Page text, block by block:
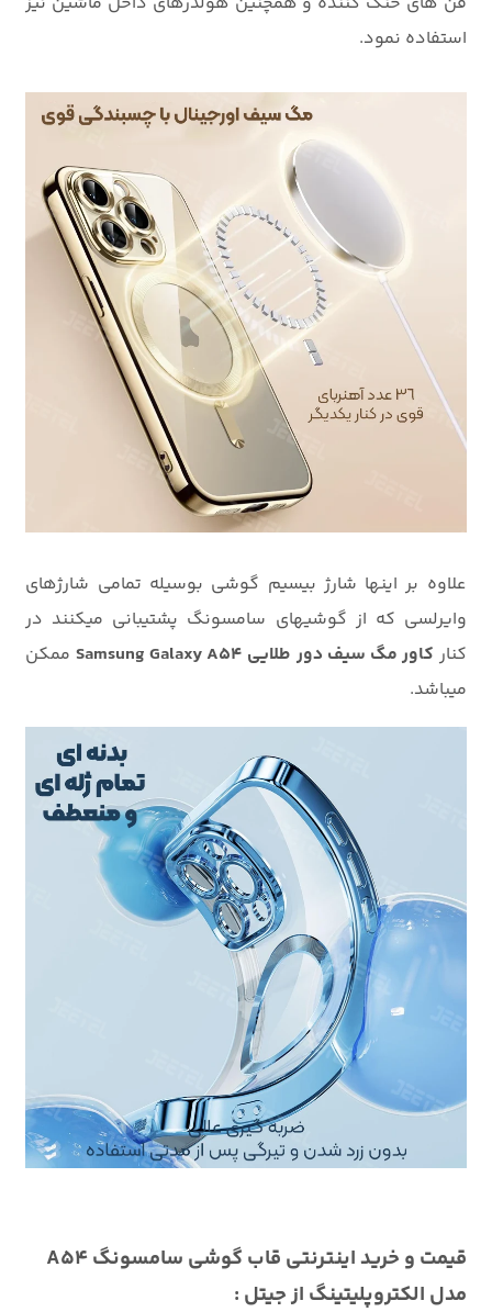
استفاده نمود.
علاوه بر اینها شارژ بیسیم گوشی بوسیله تمامی شارژهای
وایرلسی که از گوشیهای سامسونگ پشتیبانی میکنند در
کنار کاور مگ سیف دور طلایی Samsung Galaxy A54
ممکن
میباشد.
قیمت و خرید اینترنتی
قاب گوشی سامسونگ A54
مدل الکتروپلیتینگ از جیتل :